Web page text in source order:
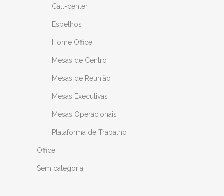
Call-center
Espelhos
Home Office
Mesas de Centro
Mesas de Reunião
Mesas Executivas
Mesas Operacionais
Plataforma de Trabalho
Office
Sem categoria